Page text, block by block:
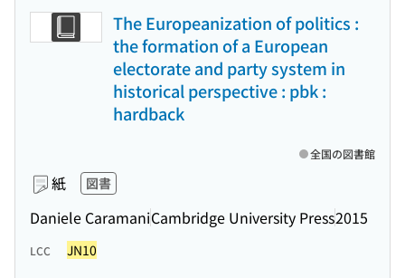
The Europeanization of politics :
the formation of a European
electorate and party system in
historical perspective : pbk :
hardback
紙 図書
Daniele CaramaniCambridge University Press2015
全国の図書館
LCC JN10